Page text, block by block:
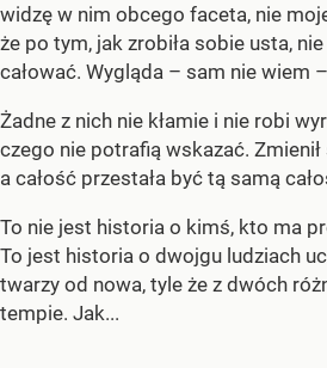
widzę w nim obcego faceta, nie
że po tym, jak zrobiła sobie usta,
całować. Wygląda – sam nie wiem
Żadne z nich nie kłamie i nie robi
czego nie potrafią wskazać.
a całość przestała być tą samą
To nie jest historia o kimś, kto ma
To jest historia o dwojgu ludziach
twarzy od nowa, tyle że z dwóch
tempie. Jak...